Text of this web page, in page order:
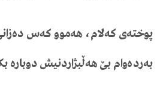
پوختەی کەلام، هەمووکەس
بەردەوام بێ هەڵبژاردنیش دوبارە